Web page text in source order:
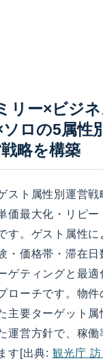
リー×ビジ
ロの5属性
略を構築
スト属性別運営戦
価最大化・リピー
す。ゲスト属性
・価格帯・滞在日
ゲティングと最
ローチです。物件
主要ターゲット
運営方針で、稼働
す[出典: 観光庁